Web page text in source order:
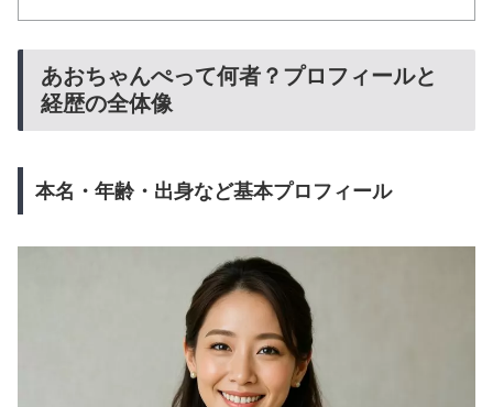
あおちゃんぺって何者？プロフィールと
経歴の全体像
本名・年齢・出身など基本プロフィール